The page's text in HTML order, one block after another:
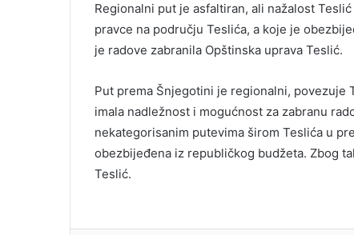
Regionalni put je asfaltiran, ali nažalost
pravce na području Teslića, a koje je
je radove zabranila Opštinska uprava Teslić.
Put prema Šnjegotini je regionalni, povezuje
imala nadležnost i mogućnost za zabranu
nekategorisanim putevima širom Teslića u
obezbijeđena iz republičkog budžeta. Zbog
Teslić.